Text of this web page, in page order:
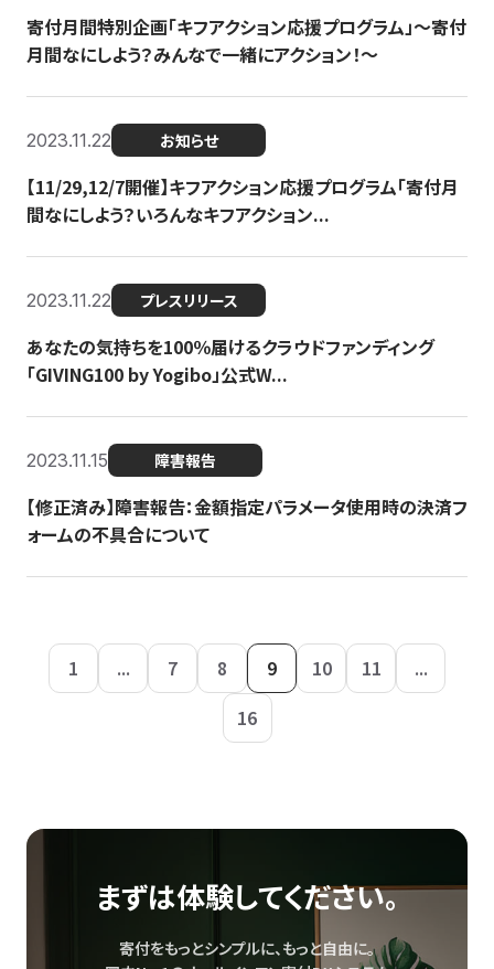
寄付月間特別企画「キフアクション応援プログラム」〜寄付
月間なにしよう？みんなで一緒にアクション！〜
2023.11.22 お知らせ
【11/29,12/7開催】キフアクション応援プログラム「寄付月
間なにしよう？いろんなキフアクション...
2023.11.22 プレスリリース
あなたの気持ちを100％届けるクラウドファンディング
「GIVING100 by Yogibo」公式W...
2023.11.15 障害報告
【修正済み】障害報告：金額指定パラメータ使用時の決済フ
ォームの不具合について
1 ... 7 8 9 10 11
...
16
まずは体験してください。
寄付をもっとシンプルに、もっと自由に。